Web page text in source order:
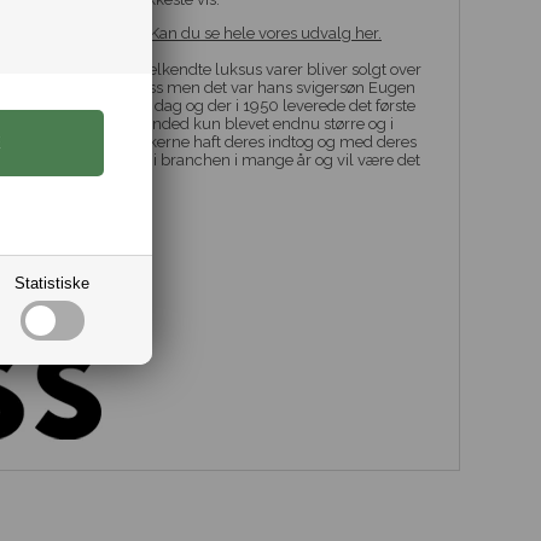
Statistiske
og lækre rygsække - Kan du se hele vores udvalg her.
år og deres velkendte luksus varer bliver solgt over
Hugo Ferdinand Boss men det var hans svigersøn Eugen
brand vi kender i dag og der i 1950 leverede det første
er Hugo Boss branded kun blevet endnu større og i
sidenhen har smykkerne haft deres indtog og med deres
været trendsættere i branchen i mange år og vil være det